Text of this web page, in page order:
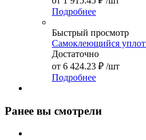
Подробнее
Быстрый просмотр
Самоклеющийся
Достаточно
от 6 424.23 ₽ /шт
Подробнее
Ранее вы смотрели